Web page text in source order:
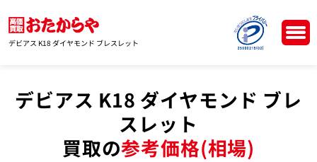
デビアス K18 ダイヤモンド ブレスレット
デビアス K18 ダイヤモンド ブレ
スレット
買取の参考価格(相場)